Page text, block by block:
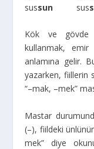
sussun sus
Kök ve gövde
kullanmak,
anlamına gelir.
yazarken, fiillerin
“–mak, –mek”
Mastar
(–), fiildeki
mek” diye